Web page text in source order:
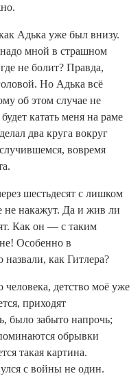
Адька уже был внизу.
мной в страшном
не болит? Правда,
Но Адька всё
об этом случае не
катать меня на раме
два круга вокруг
вовремя
шестьдесят с лишком
не накажут. Да и жив ли
Как он — с таким
Особенно в
как Гитлера?
детство моё уже
приходят
было забыто напрочь;
обрывки
такая картина.
с войны не один.